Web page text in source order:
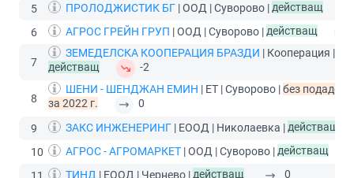
5
ПРОЛОДЖИСТИК БГ | ООД | Суворово |действащ
6
АГРОС ГРЕЙН ГРУП | ООД | Суворово |действащ
7
ЗЕМЕДЕЛСКА КООПЕРАЦИЯ БРАЗДИ | Кооперация |
действащ
-2
8
ШЕНИ - ШЕНДЖАН ЕМИН | ЕТ | Суворово |без подаден
за 2022 г.
0
9
ЗАКС ИНЖЕНЕРИНГ | ЕООД | Николаевка |действащ
10
АГРОС - АГРОМАРКЕТ | ООД | Суворово |действащ
11
ТИНД | ЕООД | Чернево |действащ
0